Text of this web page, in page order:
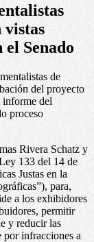
vistas
el Senado
de
del proyecto
informe del
proceso
Rivera Schatz y
133 del 14 de
Justas en la
para,
a los exhibidores
permitir
y reducir las
por infracciones a